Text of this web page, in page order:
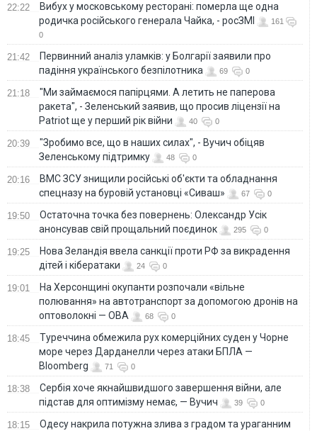
22:22
Вибух у московському ресторані: померла ще одна
родичка російського генерала Чайка, - росЗМІ
161
0
21:42
Первинний аналіз уламків: у Болгарії заявили про
падіння українського безпілотника
69 0
21:18
"Ми займаємося папірцями. А летить не паперова
ракета", - Зеленський заявив, що просив ліцензії на
Patriot ще у перший рік війни
40 0
20:39
"Зробимо все, що в наших силах", - Вучич обіцяв
Зеленському підтримку
48 0
20:16
ВМС ЗСУ знищили російські об'єкти та обладнання
спецназу на буровій установці «Сиваш»
67 0
19:50
Остаточна точка без повернень: Олександр Усік
анонсував свій прощальний поєдинок
295 0
19:25
Нова Зеландія ввела санкції проти РФ за викрадення
дітей і кібератаки
24 0
19:01
На Херсонщині окупанти розпочали «вільне
полювання» на автотранспорт за допомогою дронів на
оптоволокні — ОВА
68 0
18:45
Туреччина обмежила рух комерційних суден у Чорне
море через Дарданелли через атаки БПЛА —
Bloomberg
71 0
18:38
Сербія хоче якнайшвидшого завершення війни, але
підстав для оптимізму немає, — Вучич
39 0
18:15 Одесу накрила потужна злива з градом та ураганним